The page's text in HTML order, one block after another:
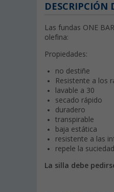
DESCRIPCIÓN
Las fundas ONE
olefina:
Propiedades:
no destiñe
Resistente a los
lavable a 30
secado rápido
duradero
transpirable
baja estática
resistente a las
repele la suciedad
La silla debe